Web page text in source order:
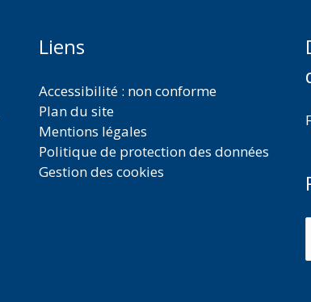
Liens
Accessibilité : non conforme
Plan du site
Mentions légales
Politique de protection des données
Gestion des cookies